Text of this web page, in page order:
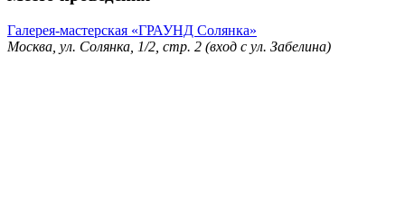
Галерея-мастерская «ГРАУНД Солянка»
Москва, ул. Солянка, 1/2, стр. 2 (вход с ул. Забелина)